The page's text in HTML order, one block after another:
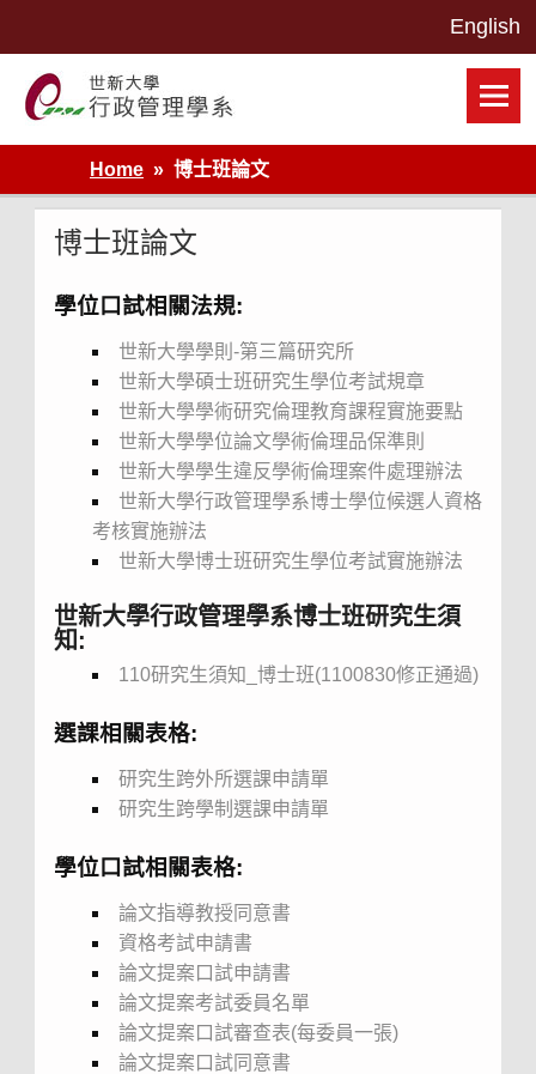
世新大學行政管理學系網站
Home
博士班論文
博士班論文
學位口試相關法規:
世新大學學則-第三篇研究所
世新大學碩士班研究生學位考試規章
世新大學學術研究倫理教育課程實施要點
世新大學學位論文學術倫理品保準則
世新大學學生違反學術倫理案件處理辦法
世新大學行政管理學系博士學位候選人資格
考核實施辦法
世新大學博士班研究生學位考試實施辦法
世新大學行政管理學系博士班研究生須
知 :
110研究生須知_博士班(1100830修正通過)
選課相關表格:
研究生跨外所選課申請單
研究生跨學制選課申請單
學位口試相關表格:
論文指導教授同意書
資格考試申請書
論文提案口試申請書
論文提案考試委員名單
論文提案口試審查表(每委員一張)
論文提案口試同意書